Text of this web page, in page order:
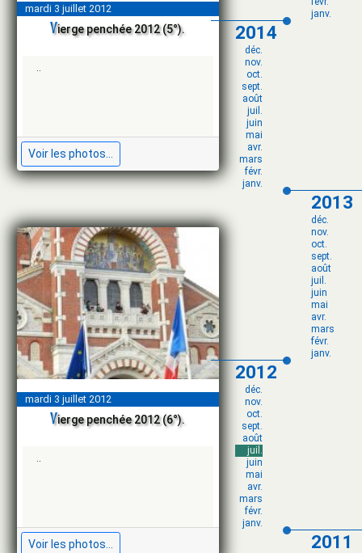
mardi 3 juillet 2012
vierge penchée 2012 (5°).
..
Voir les photos...
mardi 3 juillet 2012
vierge penchée 2012 (6°).
..
Voir les photos...
janv.
2014
déc.
nov.
oct.
sept.
août
juil.
juin
mai
avr.
mars
févr.
janv.
2013
déc.
nov.
oct.
sept.
août
juil.
juin
mai
avr.
mars
févr.
janv.
2012
déc.
nov.
oct.
sept.
août
juil.
juin
mai
avr.
mars
févr.
janv.
2011